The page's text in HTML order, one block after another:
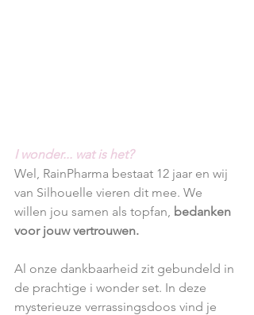
I wonder... wat is het?
Wel, RainPharma bestaat 12 jaar en wij
van Silhouelle vieren dit mee. We
willen jou samen als topfan, bedanken
voor jouw vertrouwen.
Al onze dankbaarheid zit gebundeld in
de prachtige i wonder set. In deze
mysterieuze verrassingsdoos vind je